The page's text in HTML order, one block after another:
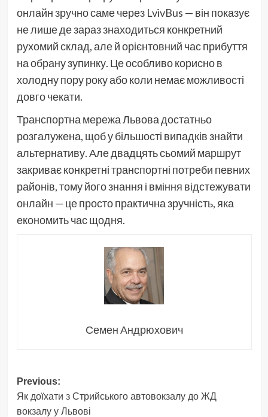
онлайн зручно саме через LvivBus — він показує
не лише де зараз знаходиться конкретний
рухомий склад, але й орієнтовний час прибуття
на обрану зупинку. Це особливо корисно в
холодну пору року або коли немає можливості
довго чекати.
Транспортна мережа Львова достатньо
розгалужена, щоб у більшості випадків знайти
альтернативу. Але двадцять сьомий маршрут
закриває конкретні транспортні потреби певних
районів, тому його знання і вміння відстежувати
онлайн — це просто практична зручність, яка
економить час щодня.
Семен Андрюхович
Post
navigation
Previous:
Як доїхати з Стрийського автовокзалу до ЖД
вокзалу у Львові